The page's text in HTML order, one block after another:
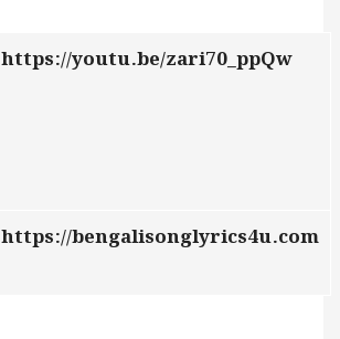
https://youtu.be/zari70_ppQw
https://bengalisonglyrics4u.com